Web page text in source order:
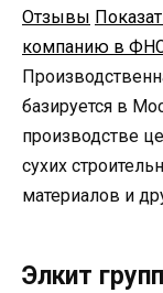
Отзывы
компанию в
базируется в
производстве
сухих
материалов и
Элкит